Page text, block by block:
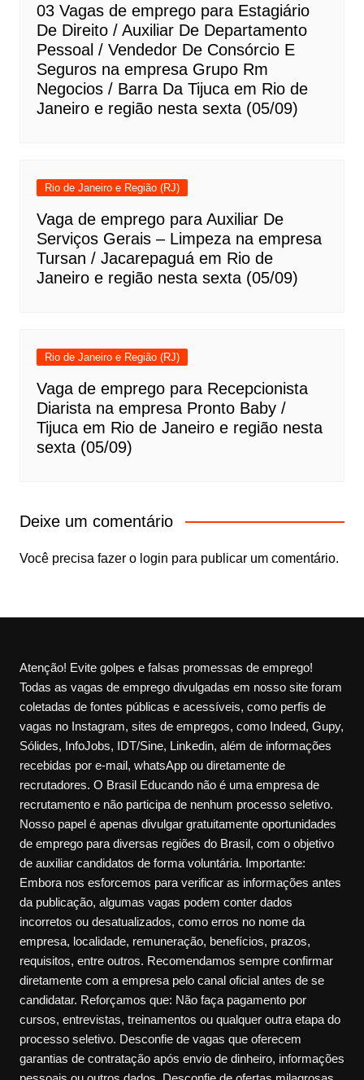
03 Vagas de emprego para Estagiário
De Direito / Auxiliar De Departamento
Pessoal / Vendedor De Consórcio E
Seguros na empresa Grupo Rm
Negocios / Barra Da Tijuca em Rio de
Janeiro e região nesta sexta (05/09)
Rio de Janeiro e Região (RJ)
Vaga de emprego para Auxiliar De
Serviços Gerais – Limpeza na empresa
Tursan / Jacarepaguá em Rio de
Janeiro e região nesta sexta (05/09)
Rio de Janeiro e Região (RJ)
Vaga de emprego para Recepcionista
Diarista na empresa Pronto Baby /
Tijuca em Rio de Janeiro e região nesta
sexta (05/09)
Deixe um comentário
Você precisa fazer o login para publicar um comentário.
Atenção! Evite golpes e falsas promessas de emprego!
Todas as vagas de emprego divulgadas em nosso site foram
coletadas de fontes públicas e acessíveis, como perfis de
vagas no Instagram, sites de empregos, como Indeed, Gupy,
Sólides, InfoJobs, IDT/Sine, Linkedin, além de informações
recebidas por e-mail, whatsApp ou diretamente de
recrutadores. O Brasil Educando não é uma empresa de
recrutamento e não participa de nenhum processo seletivo.
Nosso papel é apenas divulgar gratuitamente oportunidades
de emprego para diversas regiões do Brasil, com o objetivo
de auxiliar candidatos de forma voluntária. Importante:
Embora nos esforcemos para verificar as informações antes
da publicação, algumas vagas podem conter dados
incorretos ou desatualizados, como erros no nome da
empresa, localidade, remuneração, benefícios, prazos,
requisitos, entre outros. Recomendamos sempre confirmar
diretamente com a empresa pelo canal oficial antes de se
candidatar. Reforçamos que: Não faça pagamento por
cursos, entrevistas, treinamentos ou qualquer outra etapa do
processo seletivo. Desconfie de vagas que oferecem
garantias de contratação após envio de dinheiro, informações